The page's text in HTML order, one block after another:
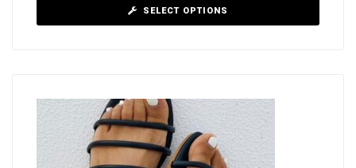
SELECT OPTIONS